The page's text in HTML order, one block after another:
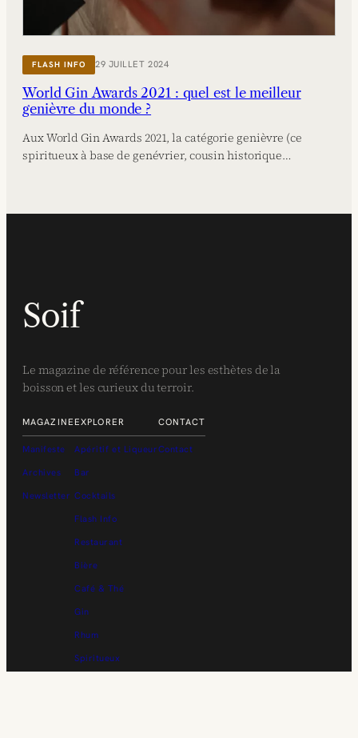
FLASH INFO 29 JUILLET 2024
World Gin Awards 2021 : quel est le meilleur
genièvre du monde ?
Aux World Gin Awards 2021, la catégorie genièvre (ce
spiritueux à base de genévrier, cousin historique…
Soif
Le magazine de référence pour les esthètes de la
boisson et les curieux du terroir.
MAGAZINE
Manifeste
Archives
Newsletter
EXPLORER
Apéritif et Liqueur
Bar
Cocktails
Flash Info
Restaurant
Bière
Café & Thé
Gin
Rhum
Spiritueux
CONTACT
Contact